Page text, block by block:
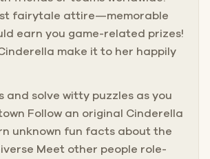
fairytale attire—memorable
earn you game-related prizes!
make it to her happily
and solve witty puzzles as you
Follow an original Cinderella
unknown fun facts about the
Meet other people role-